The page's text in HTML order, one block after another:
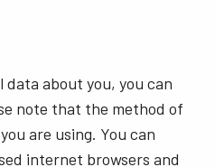
about you, you can
note that the method of
are using. You can
internet browsers and